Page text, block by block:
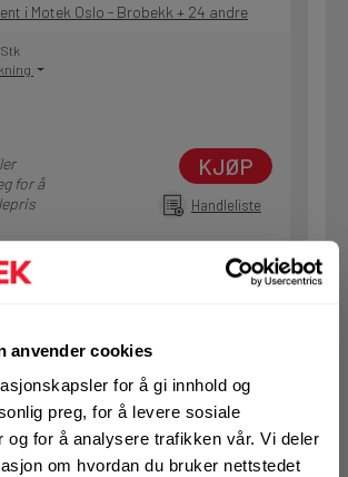
anvender cookies
for å gi innhold og
preg, for å levere sosiale
og for å analysere trafikken vår. Vi deler
om hvordan du bruker nettstedet
i Motek Oslo - Brobekk + 24 andre
Stk
for å
KJØP
Handleliste
i Motek Oslo - Brobekk + 13 andre